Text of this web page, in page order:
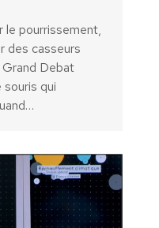
le pourrissement,
des casseurs
Debat
souris qui